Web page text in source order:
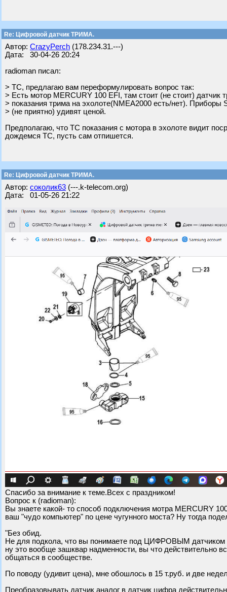
Re: Цифровой датчик ТРИМА.
Автор: CrazyPerch (178.234.31.---)
Дата: 30-04-26 20:24
radioman писал:
> ТС, предлагаю вам переформулировать вопрос так:
> Есть мотор MERCURY 100 EFI, там стоит (не стоит) датчик
> показания трима на эхолоте(NMEA2000 есть/нет). Приборы
> (не приятно) удивят ценой.
Предполагаю, что ТС показания с мотора в эхолоте видит
дождемся ТС, пусть сам отпишется.
Re: Цифровой датчик ТРИМА.
Автор: соколик63 (---.k-telecom.org)
Дата: 01-05-26 21:22
Спасибо за внимание к теме.Всех с праздником!
Вопрос к (radioman):
Вы знаете какой- то способ подключения мотра MERCURY
ваш "чудо компьютер" по цене чугунного моста? Ну тогда
"Без обид.
Не для подкола, что вы понимаете под ЦИФРОВЫМ датчиком
ну это вообще зашквар надменности, вы что действительно
общаться в сообществе.
По поводу (удивит цена), мне обошлось в 15 т.руб. и две
Преобразовывать датчик аналог в датчик цифра